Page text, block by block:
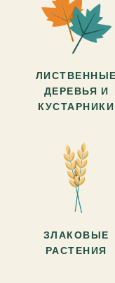
ЛИСТВЕННЫЕ
ДЕРЕВЬЯ И
КУСТАРНИКИ
ЗЛАКОВЫЕ
РАСТЕНИЯ